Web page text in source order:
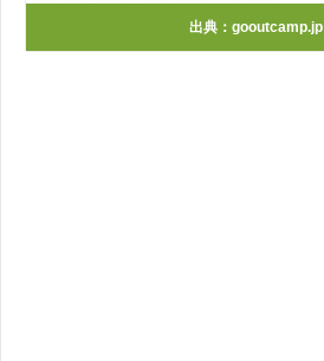
出典： gooutcamp.jp